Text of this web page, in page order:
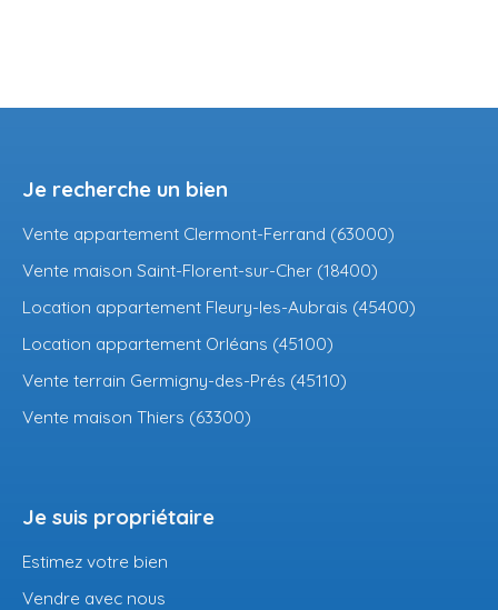
Je recherche un bien
Vente appartement Clermont-Ferrand (63000)
Vente maison Saint-Florent-sur-Cher (18400)
Location appartement Fleury-les-Aubrais (45400)
Location appartement Orléans (45100)
Vente terrain Germigny-des-Prés (45110)
Vente maison Thiers (63300)
Je suis propriétaire
Estimez votre bien
Vendre avec nous